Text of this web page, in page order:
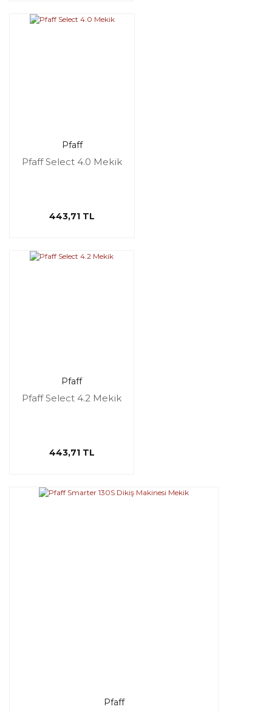
Pfaff
Pfaff Select 4.0 Mekik
443,71 TL
Pfaff
Pfaff Select 4.2 Mekik
443,71 TL
Pfaff